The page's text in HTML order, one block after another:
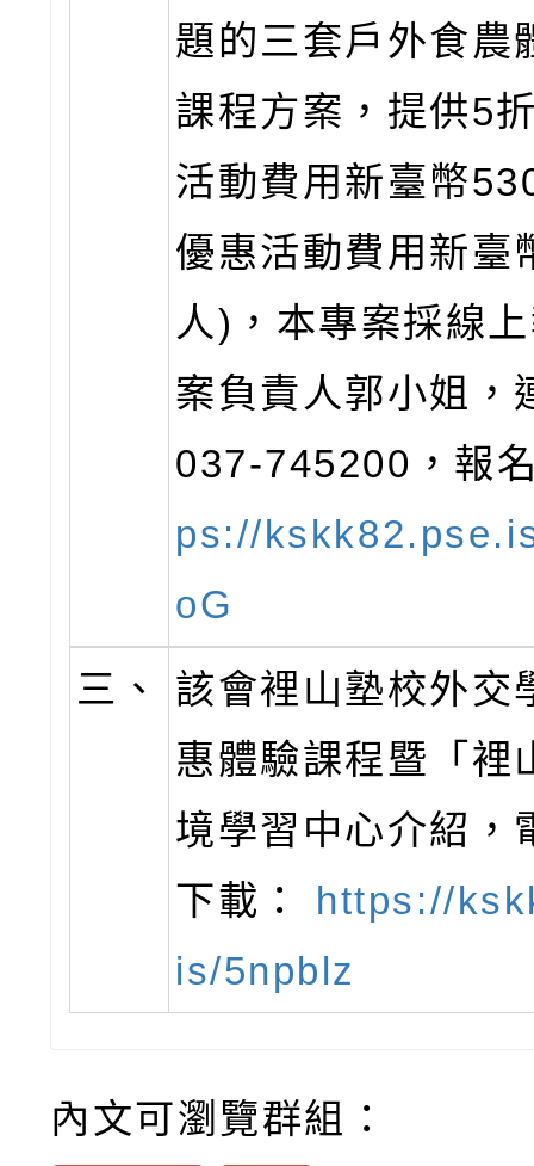
題的三套戶外食農
課程方案，提供5
活動費用新臺幣
優惠活動費用新臺
人)，本專案採線
案負責人郭小姐，
037-745200，報
ps://
oG
三、
該會裡山塾校外交
惠體驗課程暨「裡
境學習中心介紹，
下載： https://
is/5npblz
內文可瀏覽群組：